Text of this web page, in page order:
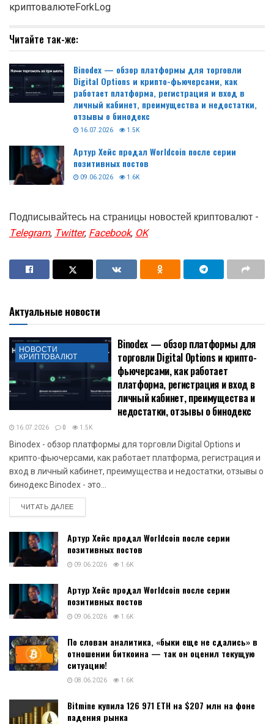
криптовалютеForkLog
Читайте так-же:
Binodex — обзор платформы для торговли
Digital Options и крипто-фьючерсами, как
работает платформа, регистрация и вход в
личный кабинет, преимущества и недостатки,
отзывы о бинодекс
16.07.2026 1.5K
Артур Хейс продал Worldcoin после серии
позитивных постов
09.06.2026 1.6K
Подписывайтесь на страницы новостей криптовалют -
Telegram,Twitter,Facebook,OK
Актуальные новости
НОВОСТИ
КРИПТОВАЛЮТ
Binodex — обзор платформы для
торговли Digital Options и крипто-
фьючерсами, как работает
платформа, регистрация и вход в
личный кабинет, преимущества и
недостатки, отзывы о бинодекс
16.07.2026 0 1.5K
Binodex - обзор платформы для торговли Digital Options и
крипто-фьючерсами, как работает платформа, регистрация и
вход в личный кабинет, преимущества и недостатки, отзывы о
бинодекс Binodex - это...
ЧИТАТЬ ДАЛЕЕDETAILS
Артур Хейс продал Worldcoin после серии
позитивных постов
09.06.2026 1.6K
Артур Хейс продал Worldcoin после серии
позитивных постов
09.06.2026 1.6K
По словам аналитика, «быки еще не сдались» в
отношении биткоина — так он оценил текущую
ситуацию!
08.06.2026 1.6K
Bitmine купила 126 971 ETH на $207 млн на фоне
падения рынка